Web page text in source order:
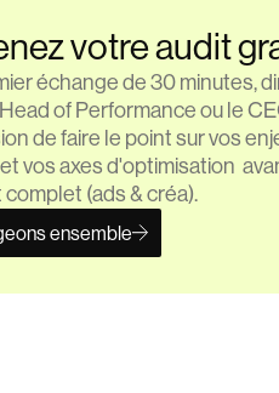
votre audit
échange de 30 minutes,
of Performance ou le
de faire le point sur vos
vos axes d'optimisation
complet (ads & créa).
ensemble